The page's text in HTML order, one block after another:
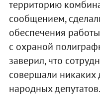
территорию
сообщением,
обеспечения
с охраной
заверил, что
совершали никаких
народных депутатов.